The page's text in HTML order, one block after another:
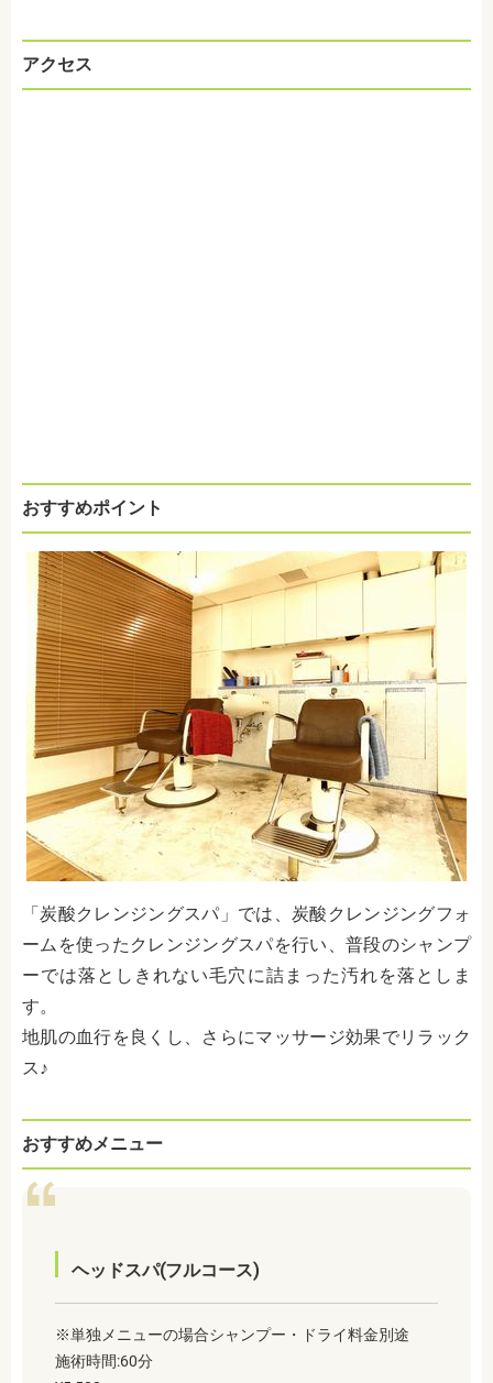
アクセス
おすすめポイント
「炭酸クレンジングスパ」では、炭酸クレンジングフォ
ームを使ったクレンジングスパを行い、普段のシャンプ
ーでは落としきれない毛穴に詰まった汚れを落としま
す。
地肌の血行を良くし、さらにマッサージ効果でリラック
ス♪
おすすめメニュー
ヘッドスパ(フルコース)
※単独メニューの場合シャンプー・ドライ料金別途
施術時間:60分